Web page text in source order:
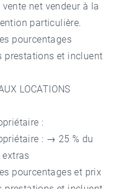
net vendeur à la
particulière.
pourcentages
prestations et incluent
LOCATIONS
:
: → 25 % du
pourcentages et prix